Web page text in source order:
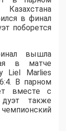
в финал
поборется
вышла
в матче
Liel Marlies
В парном
вместе с
также